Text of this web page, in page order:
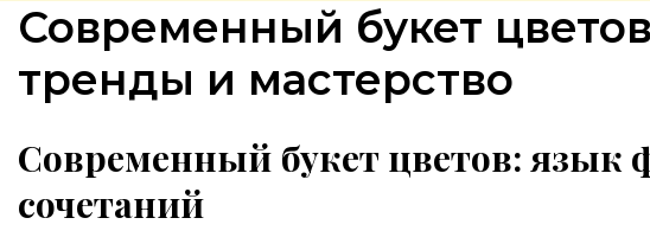
Современный букет
тренды и мастерство
Современный букет цветов:
сочетаний